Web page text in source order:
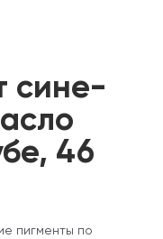
сине-
46
пигменты по